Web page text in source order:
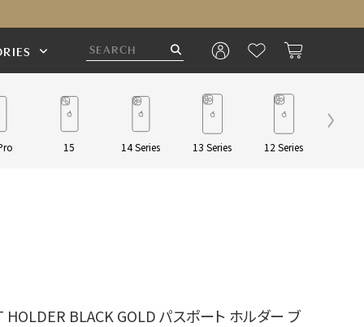
15 14 Series 13 Series 12 Series
HOLDER BLACK GOLD パスポート ホルダー ブ